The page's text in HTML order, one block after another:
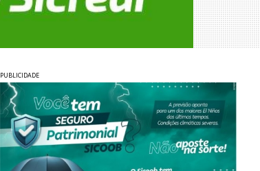
PUBLICIDADE